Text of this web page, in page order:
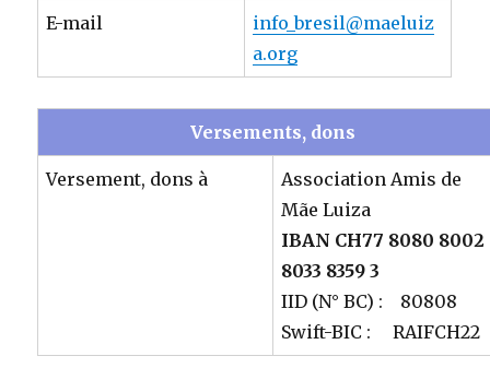
E-mail
info_bresil@maeluiz
a.org
Versements, dons
Versement, dons à
Association Amis de
Mãe Luiza
IBAN CH77 8080 8002
8033 8359 3
IID (N° BC) : 80808
Swift-BIC : RAIFCH22